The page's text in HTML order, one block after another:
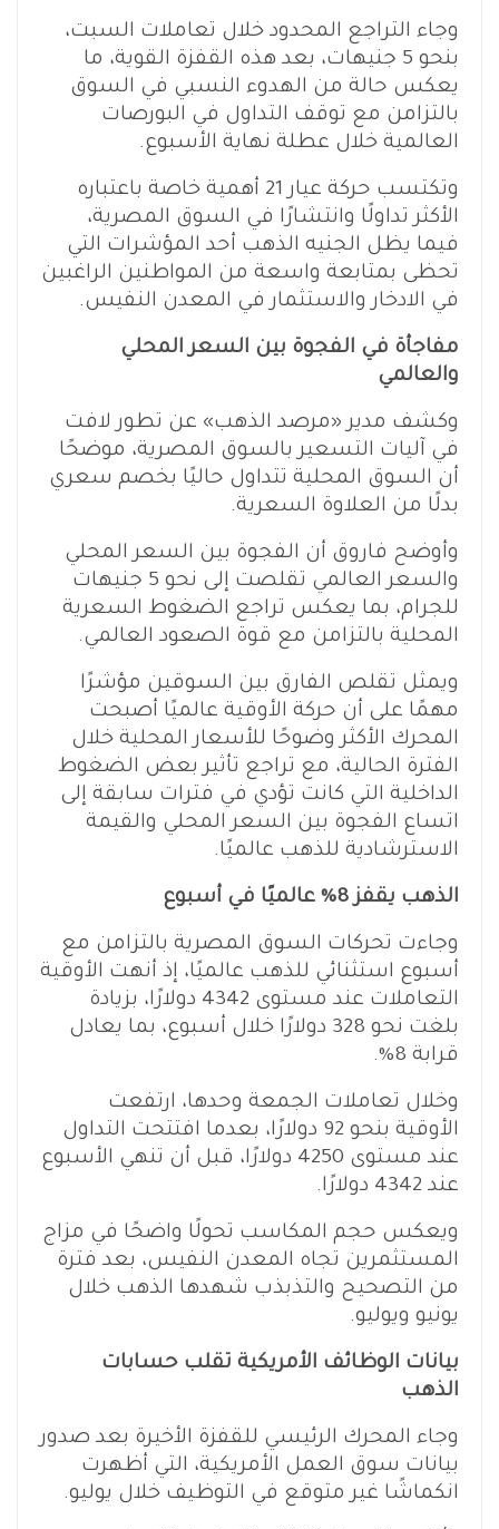
وجاء التراجع المحدود خلال تعاملات السبت،
بنحو 5 جنيهات، بعد هذه القفزة القوية، ما
يعكس حالة من الهدوء النسبي في السوق
بالتزامن مع توقف التداول في البورصات
العالمية خلال عطلة نهاية الأسبوع.
وتكتسب حركة عيار 21 أهمية خاصة باعتباره
الأكثر تداولًا وانتشارًا في السوق المصرية،
فيما يظل الجنيه الذهب أحد المؤشرات التي
تحظى بمتابعة واسعة من المواطنين الراغبين
في الادخار والاستثمار في المعدن النفيس.
مفاجأة في الفجوة بين السعر المحلي
والعالمي
وكشف مدير «مرصد الذهب» عن تطور لافت
في آليات التسعير بالسوق المصرية، موضحًا
أن السوق المحلية تتداول حاليًا بخصم سعري
بدلًا من العلاوة السعرية.
وأوضح فاروق أن الفجوة بين السعر المحلي
والسعر العالمي تقلصت إلى نحو 5 جنيهات
للجرام، بما يعكس تراجع الضغوط السعرية
المحلية بالتزامن مع قوة الصعود العالمي.
ويمثل تقلص الفارق بين السوقين مؤشرًا
مهمًا على أن حركة الأوقية عالميًا أصبحت
المحرك الأكثر وضوحًا للأسعار المحلية خلال
الفترة الحالية، مع تراجع تأثير بعض الضغوط
الداخلية التي كانت تؤدي في فترات سابقة إلى
اتساع الفجوة بين السعر المحلي والقيمة
الاسترشادية للذهب عالميًا.
الذهب يقفز 8% عالميًا في أسبوع
وجاءت تحركات السوق المصرية بالتزامن مع
أسبوع استثنائي للذهب عالميًا، إذ أنهت الأوقية
التعاملات عند مستوى 4342 دولارًا، بزيادة
بلغت نحو 328 دولارًا خلال أسبوع، بما يعادل
قرابة 8%.
وخلال تعاملات الجمعة وحدها، ارتفعت
الأوقية بنحو 92 دولارًا، بعدما افتتحت التداول
عند مستوى 4250 دولارًا، قبل أن تنهي الأسبوع
عند 4342 دولارًا.
ويعكس حجم المكاسب تحولًا واضحًا في مزاج
المستثمرين تجاه المعدن النفيس، بعد فترة
من التصحيح والتذبذب شهدها الذهب خلال
يونيو ويوليو.
بيانات الوظائف الأمريكية تقلب حسابات
الذهب
وجاء المحرك الرئيسي للقفزة الأخيرة بعد صدور
بيانات سوق العمل الأمريكية، التي أظهرت
انكماشًا غير متوقع في التوظيف خلال يوليو.